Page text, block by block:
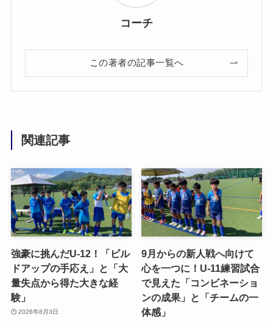
コーチ
この著者の記事一覧へ
関連記事
強豪に挑んだU-12！「ビル
ドアップの手応え」と「大
量失点から得た大きな経
験」
2026年8月3日
9月からの新人戦へ向けて
心を一つに！U-11練習試合
で見えた「コンビネーショ
ンの成果」と「チームの一
体感」